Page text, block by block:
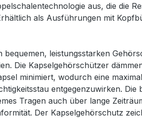
aus, die die
als Ausführungen mit
bequemen, leistungsstarken
Die Kapselgehörschützer
minimiert, wodurch eine
entgegenzuwirken.
Tragen auch über lange
Der Kapselgehörschutz